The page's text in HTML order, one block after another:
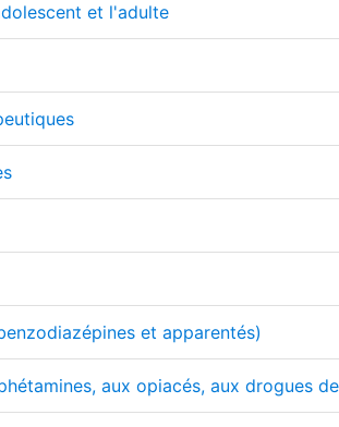
et l'adulte
et apparentés)
aux opiacés, aux drogues